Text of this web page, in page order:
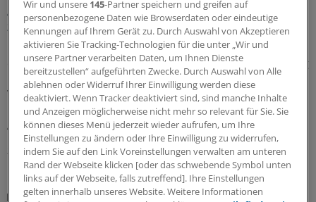
Acht Pharma-Innovationen auf der Zielgeraden
zur EU-Zulassung
Neue Ansätze gegen zu hohe Cholesterinwerte bildeten
einen Schwerpunkt der jüngsten Experten-Begutachtung
bei der EMA: Auch gab es Zulassungsempfehlungen für
Wirkstoffe gegen Plaque-Psoriasis, primäre biliäre
Cholangitis, COVID-19, AMD und zerebrale
Adrenoleukodystrophie.
24.07.2026
Praxislandschaft 2040
Wir und unsere 145-Partner speichern und greifen auf
personenbezogene Daten wie Browserdaten oder eindeutige
Kennungen auf Ihrem Gerät zu. Durch Auswahl von Akzeptieren
aktivieren Sie Tracking-Technologien für die unter „Wir und
unsere Partner verarbeiten Daten, um Ihnen Dienste
bereitzustellen“ aufgeführten Zwecke. Durch Auswahl von Alle
ablehnen oder Widerruf Ihrer Einwilligung werden diese
deaktiviert. Wenn Tracker deaktiviert sind, sind manche Inhalte
und Anzeigen möglicherweise nicht mehr so relevant für Sie. Sie
können dieses Menü jederzeit wieder aufrufen, um Ihre
Einstellungen zu ändern oder Ihre Einwilligung zu widerrufen,
indem Sie auf den Link Voreinstellungen verwalten am unteren
Rand der Webseite klicken [oder das schwebende Symbol unten
links auf der Webseite, falls zutreffend]. Ihre Einstellungen
gelten innerhalb unseres Website. Weitere Informationen